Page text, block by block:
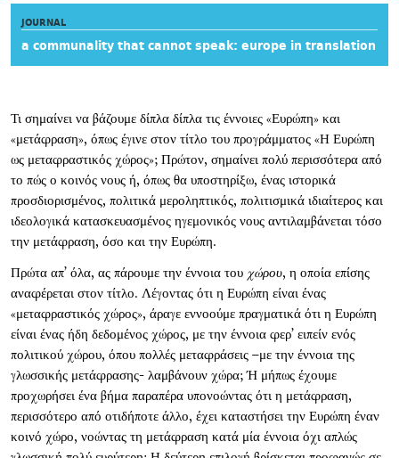
JOURNAL
a communality that cannot speak: europe in translation
Τι σημαίνει να βάζουμε δίπλα δίπλα τις έννοιες «Ευρώπη» και
«μετάφραση», όπως έγινε στον τίτλο του προγράμματος «Η Ευρώπη
ως μεταφραστικός χώρος»; Πρώτον, σημαίνει πολύ περισσότερα από
το πώς ο κοινός νους ή, όπως θα υποστηρίξω, ένας ιστορικά
προσδιορισμένος, πολιτικά μεροληπτικός, πολιτισμικά ιδιαίτερος και
ιδεολογικά κατασκευασμένος ηγεμονικός νους αντιλαμβάνεται τόσο
την μετάφραση, όσο και την Ευρώπη.
Πρώτα απ’ όλα, ας πάρουμε την έννοια του χώρου, η οποία επίσης
αναφέρεται στον τίτλο. Λέγοντας ότι η Ευρώπη είναι ένας
«μεταφραστικός χώρος», άραγε εννοούμε πραγματικά ότι η Ευρώπη
είναι ένας ήδη δεδομένος χώρος, με την έννοια φερ’ ειπείν ενός
πολιτικού χώρου, όπου πολλές μεταφράσεις –με την έννοια της
γλωσσικής μετάφρασης- λαμβάνουν χώρα; Ή μήπως έχουμε
προχωρήσει ένα βήμα παραπέρα υπονοώντας ότι η μετάφραση,
περισσότερο από οτιδήποτε άλλο, έχει καταστήσει την Ευρώπη έναν
κοινό χώρο, νοώντας τη μετάφραση κατά μία έννοια όχι απλώς